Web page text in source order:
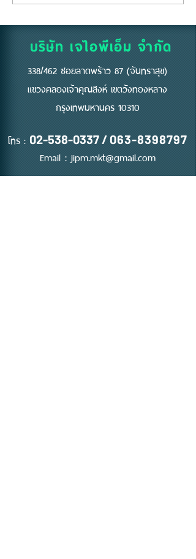
พลาสติก... แต่คือ "ด่าน
แรก" ของความปลอดภัย
บริษัท เจไอพีเอ็ม จำกัด
338/462 ซอยลาดพร้าว 87 (จันทราสุข)
แขวงคลองเจ้าคุณสิงห์ เขตวังทองหลาง
กรุงเทพมหานคร 10310
โทร : 02-538-0337 / 063-8398797
Email : jipm.mkt@gmail.com